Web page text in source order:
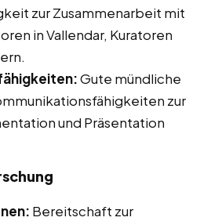
zur Zusammenarbeit mit
in Vallendar, Kuratoren
Gute mündliche
zur
und Präsentation
Bereitschaft zur